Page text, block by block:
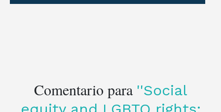
Comentario para
Social